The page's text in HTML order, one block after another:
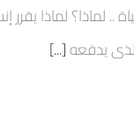
.. لماذا؟ لماذا يقرر
يدفعه[...]